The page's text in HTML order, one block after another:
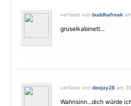
verfasst von buddhafreak
gruselkabinett...
verfasst von deejay28 am
Wahnsinn...dich würde